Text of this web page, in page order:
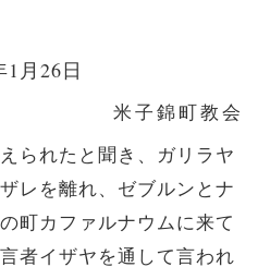
1月26日
米子錦町教会
られたと聞き、ガリラヤ
レを離れ、ゼブルンとナ
町カファルナウムに来て
者イザヤを通して言われ